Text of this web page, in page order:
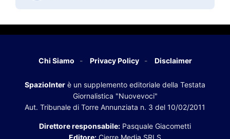
Chi Siamo Privacy Policy Disclaimer
SpazioInter è un supplemento editoriale della Testata
Giornalistica "Nuovevoci"
Aut. Tribunale di Torre Annunziata n. 3 del 10/02/2011
Direttore responsabile: Pasquale Giacometti